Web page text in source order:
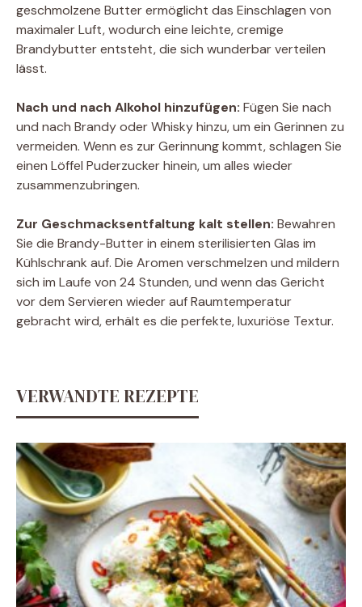
geschmolzene Butter ermöglicht das Einschlagen von
maximaler Luft, wodurch eine leichte, cremige
Brandybutter entsteht, die sich wunderbar verteilen
lässt.
Nach und nach Alkohol hinzufügen: Fügen Sie nach
und nach Brandy oder Whisky hinzu, um ein Gerinnen zu
vermeiden. Wenn es zur Gerinnung kommt, schlagen Sie
einen Löffel Puderzucker hinein, um alles wieder
zusammenzubringen.
Zur Geschmacksentfaltung kalt stellen: Bewahren
Sie die Brandy-Butter in einem sterilisierten Glas im
Kühlschrank auf. Die Aromen verschmelzen und mildern
sich im Laufe von 24 Stunden, und wenn das Gericht
vor dem Servieren wieder auf Raumtemperatur
gebracht wird, erhält es die perfekte, luxuriöse Textur.
VERWANDTE REZEPTE